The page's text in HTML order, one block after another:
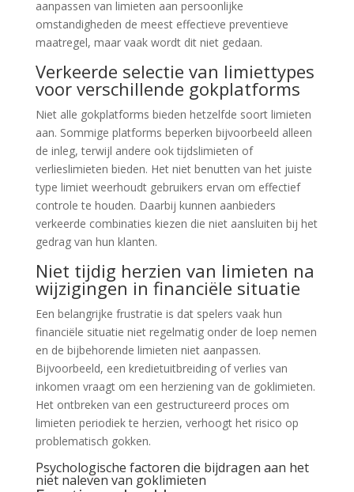
aanpassen van limieten aan persoonlijke
omstandigheden de meest effectieve preventieve
maatregel, maar vaak wordt dit niet gedaan.
Verkeerde selectie van limiettypes
voor verschillende gokplatforms
Niet alle gokplatforms bieden hetzelfde soort limieten
aan. Sommige platforms beperken bijvoorbeeld alleen
de inleg, terwijl andere ook tijdslimieten of
verlieslimieten bieden. Het niet benutten van het juiste
type limiet weerhoudt gebruikers ervan om effectief
controle te houden. Daarbij kunnen aanbieders
verkeerde combinaties kiezen die niet aansluiten bij het
gedrag van hun klanten.
Niet tijdig herzien van limieten na
wijzigingen in financiële situatie
Een belangrijke frustratie is dat spelers vaak hun
financiële situatie niet regelmatig onder de loep nemen
en de bijbehorende limieten niet aanpassen.
Bijvoorbeeld, een kredietuitbreiding of verlies van
inkomen vraagt om een herziening van de goklimieten.
Het ontbreken van een gestructureerd proces om
limieten periodiek te herzien, verhoogt het risico op
problematisch gokken.
Psychologische factoren die bijdragen aan het
niet naleven van goklimieten